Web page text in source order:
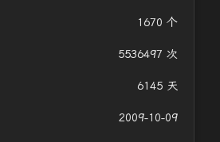
1670 个
5536497 次
6145 天
2009-10-09